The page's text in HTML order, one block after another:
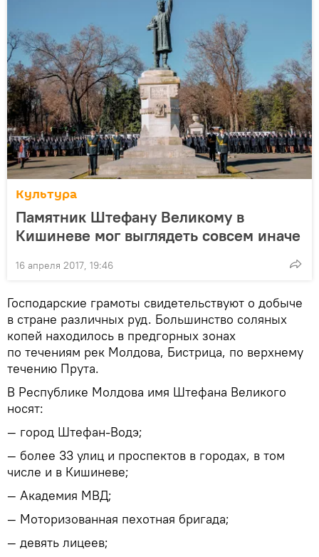
Культура
Памятник Штефану Великому в
Кишиневе мог выглядеть совсем иначе
16 апреля 2017, 19:46
Господарские грамоты свидетельствуют о добыче
в стране различных руд. Большинство соляных
копей находилось в предгорных зонах
по течениям рек Молдова, Бистрица, по верхнему
течению Прута.
В Республике Молдова имя Штефана Великого
носят:
— город Штефан-Водэ;
— более 33 улиц и проспектов в городах, в том
числе и в Кишиневе;
— Академия МВД;
— Моторизованная пехотная бригада;
— девять лицеев;